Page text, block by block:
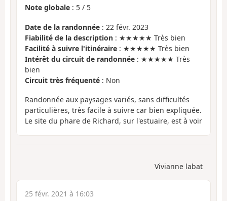
Note globale : 5 / 5
Date de la randonnée : 22 févr. 2023
Fiabilité de la description : ★★★★★ Très bien
Facilité à suivre l'itinéraire : ★★★★★ Très bien
Intérêt du circuit de randonnée : ★★★★★ Très
bien
Circuit très fréquenté : Non
Randonnée aux paysages variés, sans difficultés
particulières, très facile à suivre car bien expliquée.
Le site du phare de Richard, sur l'estuaire, est à voir
Vivianne labat
25 févr. 2021 à 16:03